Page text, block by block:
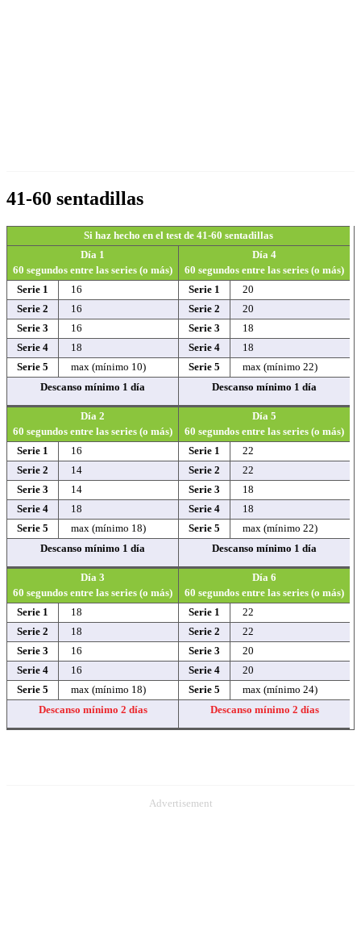
41-60 sentadillas
Si haz hecho en el test de 41-60 sentadillas
Día 1
60 segundos entre las series (o más)
Día 4
60 segundos entre las series (o más)
Serie 1
16 Serie 1
20
Serie 2
16 Serie 2
20
Serie 3
16 Serie 3
18
Serie 4
18 Serie 4
18
Serie 5
max (mínimo 10) Serie 5
max (mínimo 22)
Descanso mínimo 1 día
Descanso mínimo 1 día
Día 2
60 segundos entre las series (o más)
Día 5
60 segundos entre las series (o más)
Serie 1
16 Serie 1
22
Serie 2
14 Serie 2
22
Serie 3
14 Serie 3
18
Serie 4
18 Serie 4
18
Serie 5
max (mínimo 18) Serie 5
max (mínimo 22)
Descanso mínimo 1 día
Descanso mínimo 1 día
Día 3
60 segundos entre las series (o más)
Día 6
60 segundos entre las series (o más)
Serie 1
18 Serie 1
22
Serie 2
18 Serie 2
22
Serie 3
16 Serie 3
20
Serie 4
16 Serie 4
20
Serie 5
max (mínimo 18) Serie 5
max (mínimo 24)
Descanso mínimo 2 días
Descanso mínimo 2 días
Advertisement